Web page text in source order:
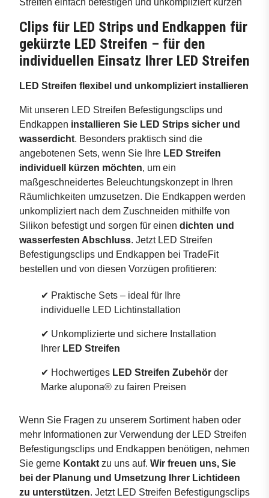
Clips für LED Strips und Endkappen für
gekürzte LED Streifen – für den
individuellen Einsatz Ihrer LED Streifen
LED Streifen flexibel und unkompliziert installieren
Mit unseren LED Streifen Befestigungsclips und
Endkappen installieren Sie LED Strips sicher und
wasserdicht. Besonders praktisch sind die
angebotenen Sets, wenn Sie Ihre LED Streifen
individuell kürzen möchten, um ein
maßgeschneidertes Beleuchtungskonzept in Ihren
Räumlichkeiten umzusetzen. Die Endkappen werden
unkompliziert nach dem Zuschneiden mithilfe von
Silikon befestigt und sorgen für einen dichten und
wasserfesten Abschluss. Jetzt LED Streifen
Befestigungsclips und Endkappen bei TradeFit
bestellen und von diesen Vorzügen profitieren:
✔ Praktische Sets – ideal für Ihre
individuelle LED Lichtinstallation
✔ Unkomplizierte und sichere Installation
Ihrer LED Streifen
✔ Hochwertiges LED Streifen Zubehör der
Marke alupona® zu fairen Preisen
Wenn Sie Fragen zu unserem Sortiment haben oder
mehr Informationen zur Verwendung der LED Streifen
Befestigungsclips und Endkappen benötigen, nehmen
Sie gerne Kontakt zu uns auf. Wir freuen uns, Sie
bei der Planung und Umsetzung Ihrer Lichtideen
zu unterstützen. Jetzt LED Streifen Befestigungsclips